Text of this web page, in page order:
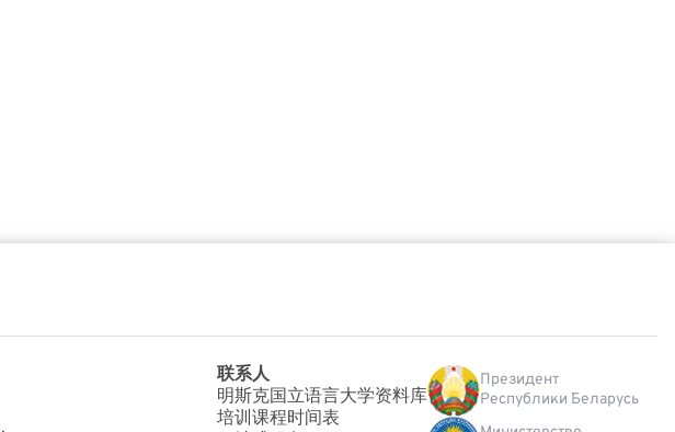
联系人
明斯克国立语言大学资料库
培训课程时间表
Президент
Республики Беларусь